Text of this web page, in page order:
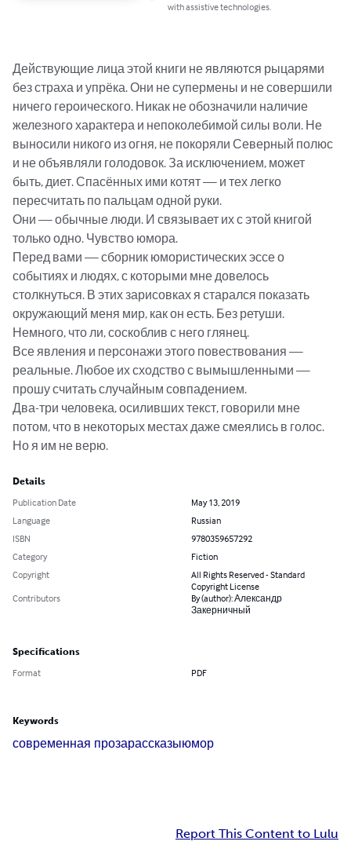
with assistive technologies.
Действующие лица этой книги не являются рыцарями
без страха и упрёка. Они не супермены и не совершили
ничего героического. Никак не обозначили наличие
железного характера и непоколебимой силы воли. Не
выносили никого из огня, не покоряли Северный полюс
и не объявляли голодовок. За исключением, может
быть, диет. Спасённых ими котят — и тех легко
пересчитать по пальцам одной руки.
Они — обычные люди. И связывает их с этой книгой
только одно. Чувство юмора.
Перед вами — сборник юмористических эссе о
событиях и людях, с которыми мне довелось
столкнуться. В этих зарисовках я старался показать
окружающий меня мир, как он есть. Без ретуши.
Немного, что ли, соскоблив с него глянец.
Все явления и персонажи этого повествования —
реальные. Любое их сходство с вымышленными —
прошу считать случайным совпадением.
Два-три человека, осиливших текст, говорили мне
потом, что в некоторых местах даже смеялись в голос.
Но я им не верю.
Details
Publication Date
May 13, 2019
Language
Russian
ISBN
9780359657292
Category
Fiction
Copyright
All Rights Reserved - Standard
Copyright License
Contributors
By (author): Александр
Закерничный
Specifications
Format PDF
Keywords
современная прозарассказыюмор
Report This Content to Lulu